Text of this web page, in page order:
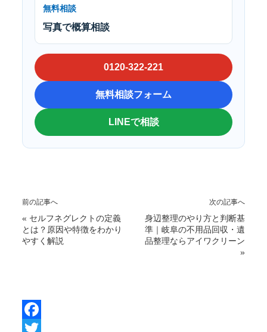
無料相談
写真で概算相談
0120-322-221
無料相談フォーム
LINEで相談
前の記事へ
« セルフネグレクトの定義
とは？原因や特徴をわかり
やすく解説
次の記事へ
身辺整理のやり方と判断基
準｜岐阜の不用品回収・遺
品整理ならアイワクリーン
»
F